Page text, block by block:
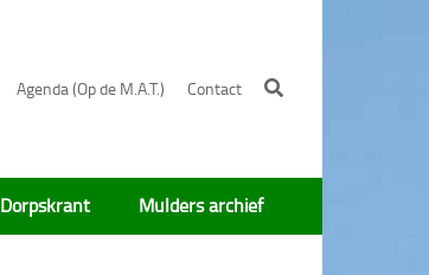
Agenda (Op de M.A.T.) Contact
Dorpskrant Mulders archief